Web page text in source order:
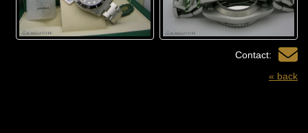
Contact:
« back